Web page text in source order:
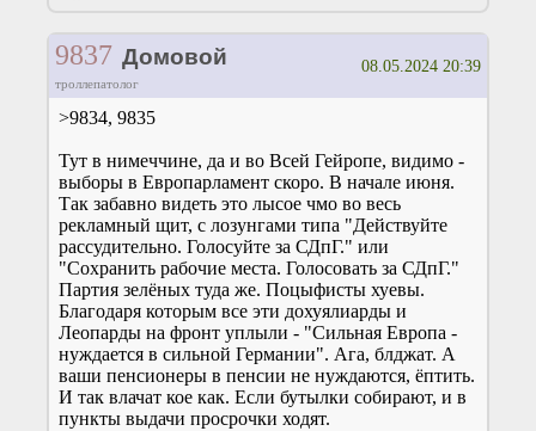
9837 Домовой
троллепатолог
08.05.2024 20:39
>9834, 9835
Тут в нимеччине, да и во Всей Гейропе, видимо -
выборы в Европарламент скоро. В начале июня.
Так забавно видеть это лысое чмо во весь
рекламный щит, с лозунгами типа "Действуйте
рассудительно. Голосуйте за СДпГ." или
"Сохранить рабочие места. Голосовать за СДпГ."
Партия зелёных туда же. Поцыфисты хуевы.
Благодаря которым все эти дохуялиарды и
Леопарды на фронт уплыли - "Сильная Европа -
нуждается в сильной Германии". Ага, блджат. А
ваши пенсионеры в пенсии не нуждаются, ёптить.
И так влачат кое как. Если бутылки собирают, и в
пункты выдачи просрочки ходят.